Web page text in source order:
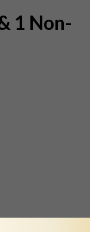
1 Non-